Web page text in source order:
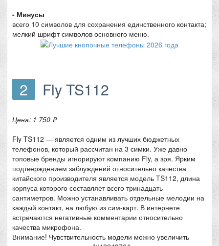
- Минусы
всего 10 символов для сохранения единственного контакта;
мелкий шрифт символов основного меню.
2 Fly TS112
Цена: 1 750 ₽
Fly TS112 — является одним из лучших бюджетных
телефонов, который рассчитан на 3 симки. Уже давно
топовые бренды игнорируют компанию Fly, а зря. Ярким
подтверждением заблуждений относительно качества
китайского производителя является модель TS112, длина
корпуса которого составляет всего тринадцать
сантиметров. Можно устанавливать отдельные мелодии на
каждый контакт, на любую из сим-карт. В интернете
встречаются негативные комментарии относительно
качества микрофона.
Внимание! Чувствительность модели можно увеличить